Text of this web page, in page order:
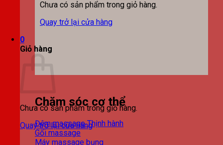
Chưa có sản phẩm trong giỏ hàng.
Quay trở lại cửa hàng
0
Giỏ hàng
Chưa có sản phẩm trong giỏ hàng.
Quay trở lại cửa hàng
Chăm sóc cơ thể
Đệm massage
Gối massage
Máy massage bụng